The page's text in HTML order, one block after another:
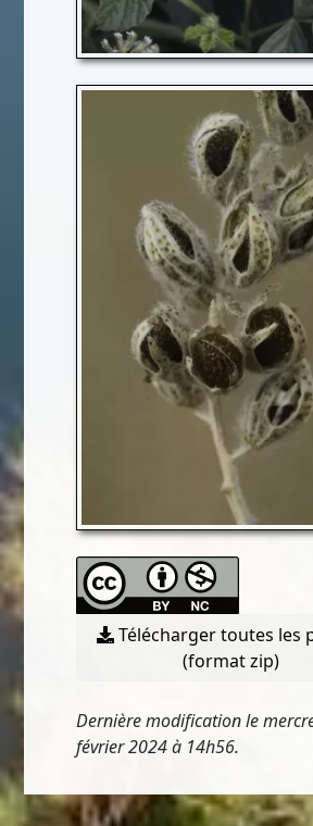
Télécharger toutes les
(format zip)
Dernière modification le
février 2024 à 14h56.